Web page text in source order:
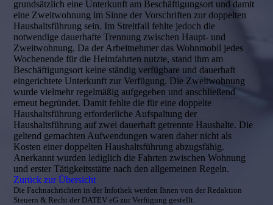
grundsätzlich eine Unterkunft am Beschäftigungsort und damit
eine Zweitwohnung im Sinne der Vorschriften zur doppelten
Haushaltsführung sein. Im Streitfall fehlte jedoch die
notwendige dauerhafte Trennung zwischen Haupt- und
Zweitwohnung. Da der Arbeitnehmer das Wohnmobil jedes
Wochenende für die Heimfahrten nutzte, stand ihm am
Beschäftigungsort keine ständig verfügbare und dauerhaft
eingerichtete Unterkunft zur Verfügung. Die Zweitwohnung
wurde vielmehr regelmäßig aufgegeben und anschließend
erneut begründet. Damit fehlte die für eine doppelte
Haushaltsführung erforderliche Aufspaltung der
Haushaltsführung auf zwei dauerhaft getrennte Haushalte. Die
geltend gemachten Aufwendungen waren daher nicht als
Kosten einer doppelten Haushaltsführung abzugsfähig.
Anerkannt wurden lediglich die Fahrten zwischen Wohnung
und erster Tätigkeitsstätte nach den allgemeinen Regeln.
Zurück zur Übersicht
Die Fachnachrichten in der Infothek werden Ihnen von der Redaktion
Steuern & Recht der DATEV eG zur Verfügung gestellt.